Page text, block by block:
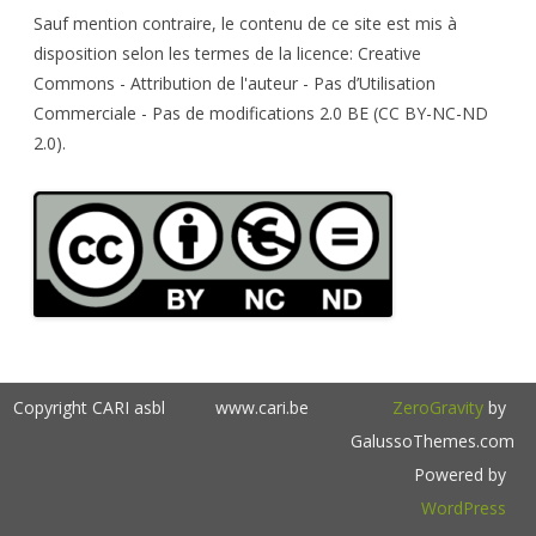
h
Sauf mention contraire, le contenu de ce site est mis à
disposition selon les termes de la licence: Creative
Commons - Attribution de l'auteur - Pas d’Utilisation
Commerciale - Pas de modifications 2.0 BE (CC BY-NC-ND
2.0).
Copyright CARI asbl www.cari.be ZeroGravityby
GalussoThemes.com
Powered by
WordPress